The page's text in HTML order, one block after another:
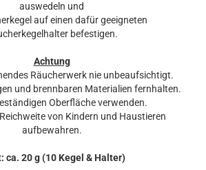
auswedeln und
auf einen dafür geeigneten
befestigen.
Achtung
Räucherwerk nie unbeaufsichtigt.
und brennbaren Materialien fernhalten.
Oberfläche verwenden.
von Kindern und Haustieren
aufbewahren.
ca. 20 g (10 Kegel & Halter)